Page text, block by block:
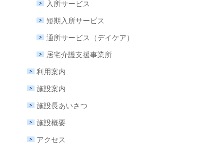
入所サービス
短期入所サービス
通所サービス（デイケア）
居宅介護支援事業所
利用案内
施設案内
施設長あいさつ
施設概要
アクセス